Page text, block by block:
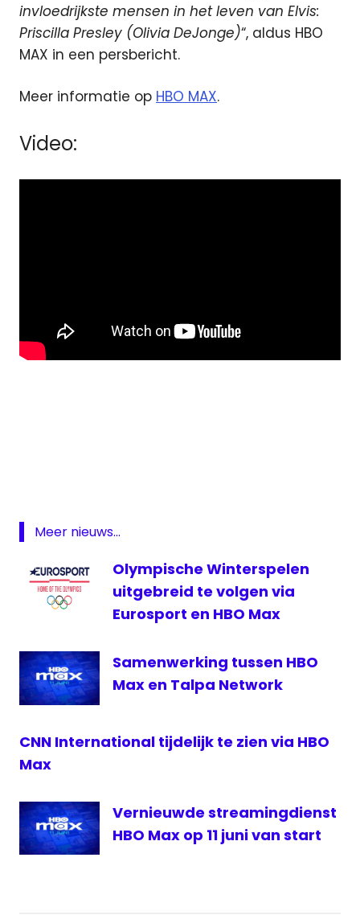
invloedrijkste mensen in het leven van Elvis:
Priscilla Presley (Olivia DeJonge)“, aldus HBO
MAX in een persbericht.
Meer informatie op HBO MAX.
Video:
HBO
streamindienst
Tom
Hanks
Meer nieuws...
Olympische Winterspelen
uitgebreid te volgen via
Eurosport en HBO Max
Samenwerking tussen HBO
Max en Talpa Network
CNN International tijdelijk te zien via HBO
Max
Vernieuwde streamingdienst
HBO Max op 11 juni van start